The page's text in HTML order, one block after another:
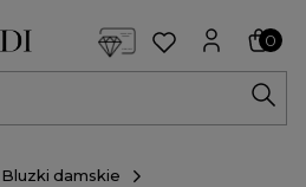
0
Bluzki damskie